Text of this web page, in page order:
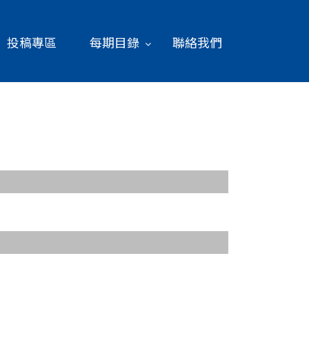
投稿專區 每期目錄 聯絡我們